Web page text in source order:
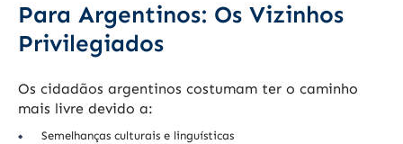
Para Argentinos: Os Vizinhos
Privilegiados
Os cidadãos argentinos costumam ter o caminho
mais livre devido a:
Semelhanças culturais e linguísticas